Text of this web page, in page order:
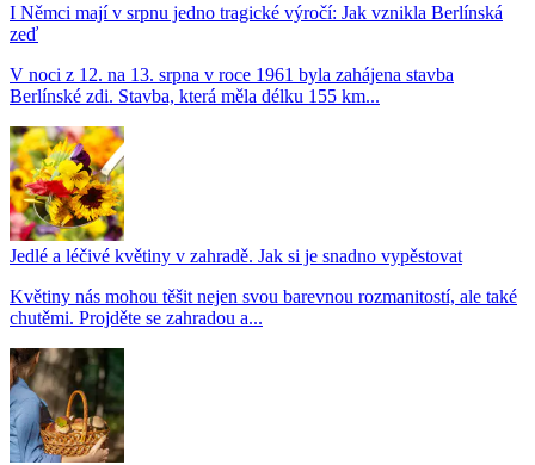
I Němci mají v srpnu jedno tragické výročí: Jak vznikla Berlínská
zeď
V noci z 12. na 13. srpna v roce 1961 byla zahájena stavba
Berlínské zdi. Stavba, která měla délku 155 km...
Jedlé a léčivé květiny v zahradě. Jak si je snadno vypěstovat
Květiny nás mohou těšit nejen svou barevnou rozmanitostí, ale také
chutěmi. Projděte se zahradou a...